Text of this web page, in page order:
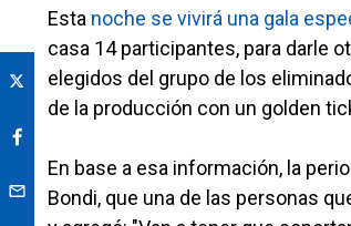
Esta noche se vivirá una gala
casa 14 participantes, para darle
elegidos del grupo de los
de la producción con un golden
En base a esa información, la
Bondi, que una de las personas